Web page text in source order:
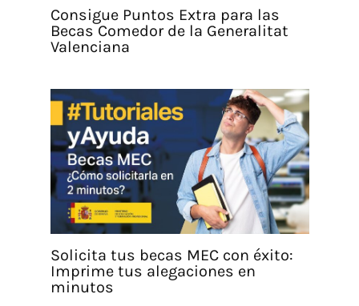
Consigue Puntos Extra para las
Becas Comedor de la Generalitat
Valenciana
Solicita tus becas MEC con éxito:
Imprime tus alegaciones en
minutos